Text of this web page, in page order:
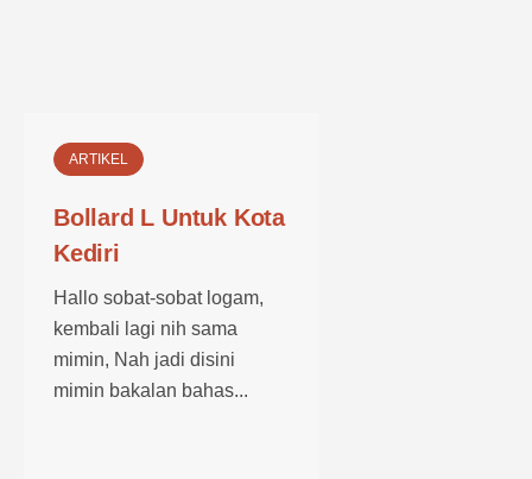
ARTIKEL
Bollard L Untuk Kota
Kediri
Hallo sobat-sobat logam,
kembali lagi nih sama
mimin, Nah jadi disini
mimin bakalan bahas...